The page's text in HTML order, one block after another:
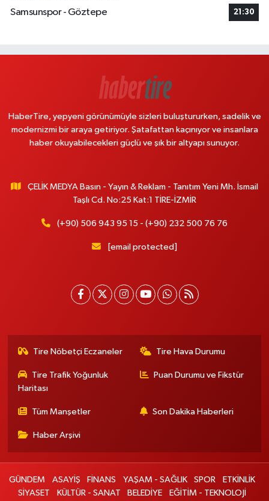
Samsunspor - Göztepe
21:30
HaberTire, yepyeni görünümüyle sizleri buluştururken, sadelik ve
modernizmi bir araya getiriyor. Şatafattan kaçınıyor ve insanlara
haber okuyabilecekleri güçlü ve şık bir altyapı sunuyor.
ÇELİK MEDYA Basın - Yayın & Reklam - Tanıtım Yeni Mh. İsmail
Taşlı Cd. No:25 Kat:1 TİRE-İZMİR
(+90) 506 943 95 15 - (+90) 232 500 76 76
[email protected]
Tire Nöbetçi Eczaneler Tire Hava Durumu
Tire Trafik Yoğunluk
Haritası
Puan Durumu ve Fikstür
Tüm Manşetler Son Dakika Haberleri
Haber Arşivi
GÜNDEM ASAYİŞ FİNANS YAŞAM - SAĞLIK SPOR
ETKİNLİK
SİYASET
KÜLTÜR - SANAT BELEDİYE EĞİTİM - TEKNOLOJİ